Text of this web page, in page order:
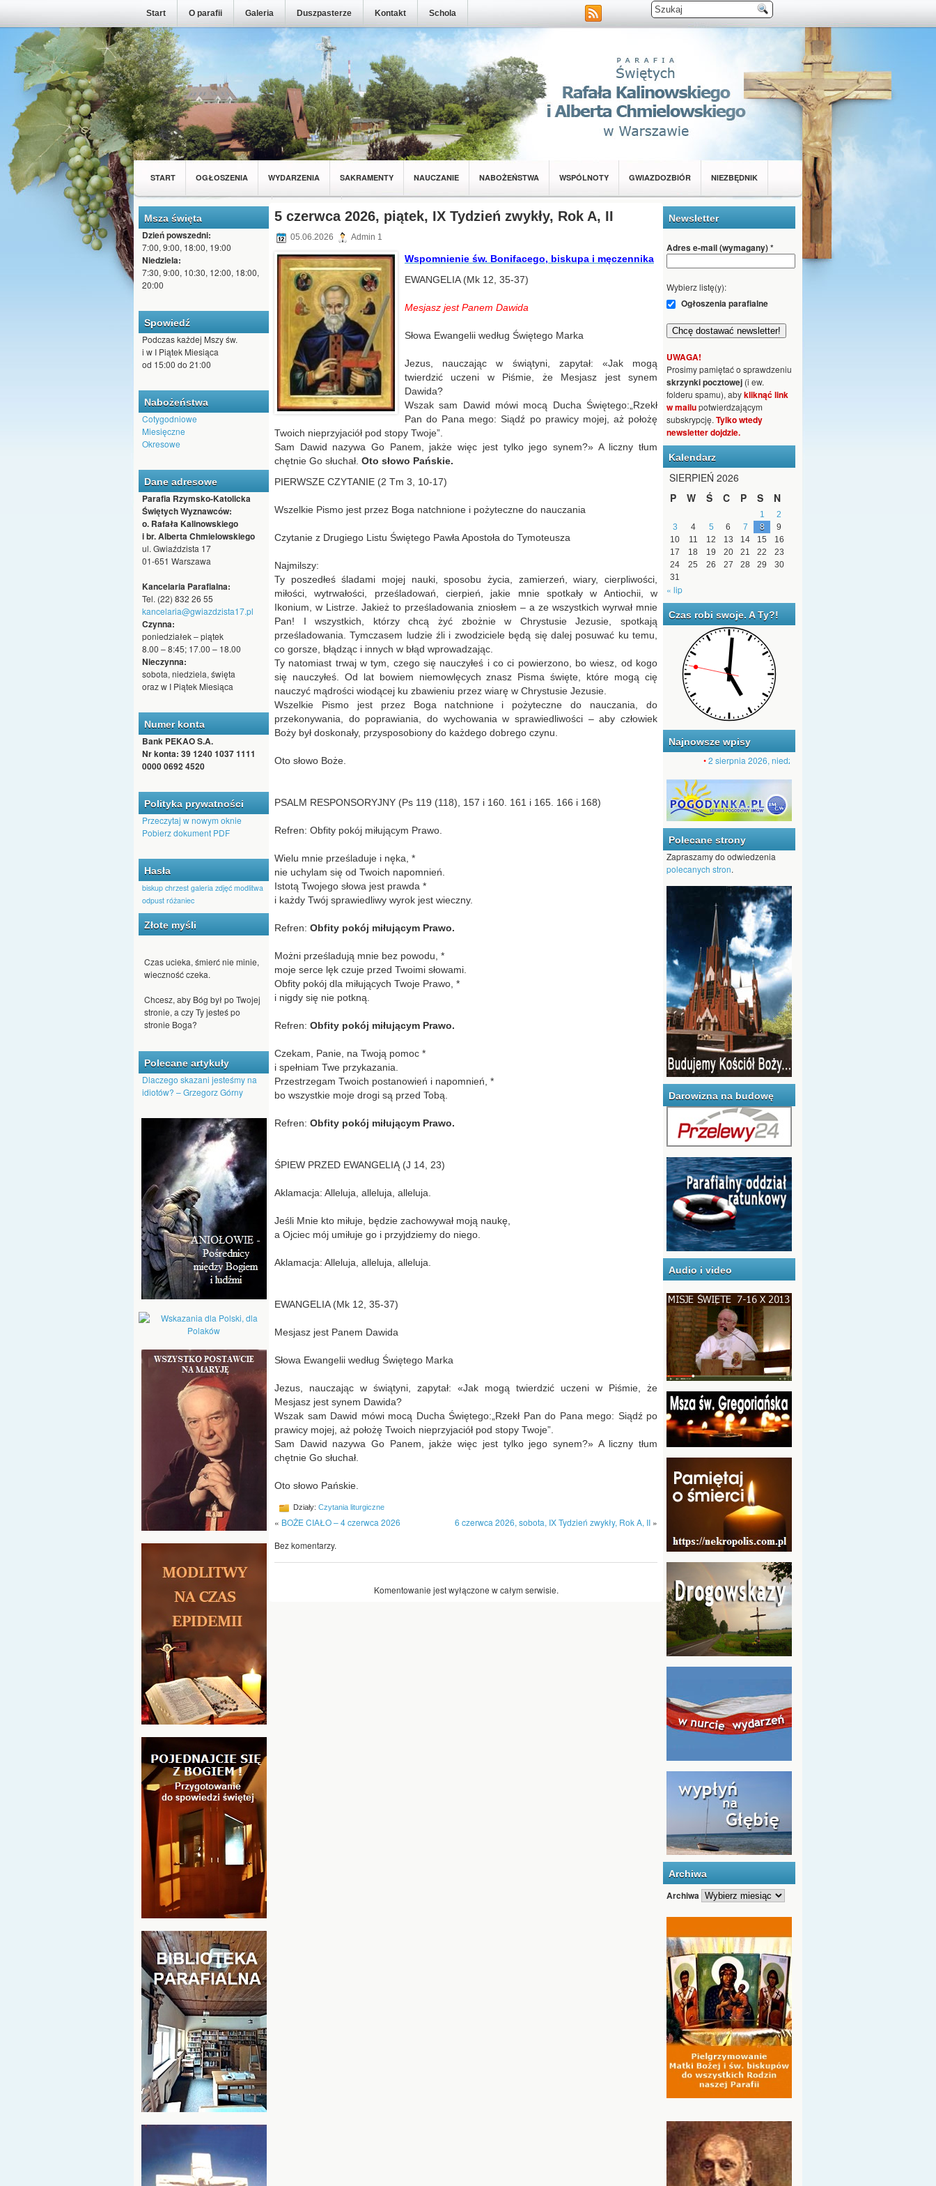
Start O parafii Galeria Duszpasterze Kontakt Schola
START OGŁOSZENIA WYDARZENIA SAKRAMENTY NAUCZANIE NABOŻEŃSTWA WSPÓLNOTY GWIAZDOZBIÓR NIEZBĘDNIK
MŁODZIEŻ Z NASZEJ PARAFII WSPÓLNOTY
Msza święta
Dzień powszedni:
7:00, 9:00, 18:00, 19:00
Niedziela:
7:30, 9:00, 10:30, 12:00, 18:00,
20:00
Spowiedź
Podczas każdej Mszy św.
i w I Piątek Miesiąca
od 15:00 do 21:00
Nabożeństwa
Cotygodniowe
Miesięczne
Okresowe
Dane adresowe
Parafia Rzymsko-Katolicka
Świętych Wyznawców:
o. Rafała Kalinowskiego
i br. Alberta Chmielowskiego
ul. Gwiaździsta 17
01-651 Warszawa
Kancelaria Parafialna:
Tel. (22) 832 26 55
kancelaria@gwiazdzista17.pl
Czynna:
poniedziałek – piątek
8.00 – 8:45; 17.00 – 18.00
Nieczynna:
sobota, niedziela, święta
oraz w I Piątek Miesiąca
Numer konta
Bank PEKAO S.A.
Nr konta: 39 1240 1037 1111
0000 0692 4520
Polityka prywatności
Przeczytaj w nowym oknie
Pobierz dokument PDF
Hasła
biskup chrzest galeria zdjęć modlitwa
odpust różaniec
Złote myśli
wieczność czeka.
stronie, a czy Ty jesteś po
stronie Boga?
Jeśli ktoś chce się dostać do
człowiekiem nienawiści.
Nawet kąkol może Bóg
przeistoczyć w pszenicę.
Dajmy Bogu szansę, by nas
przemienił, aby na nowo
pojawiło się w nas Boże
tchnienie.
Polecane artykuły
Dlaczego skazani jesteśmy na
idiotów? – Grzegorz Górny
5 czerwca 2026, piątek, IX Tydzień zwykły, Rok A, II
05.06.2026 Admin 1
Wspomnienie św. Bonifacego, biskupa i męczennika
EWANGELIA (Mk 12, 35-37)
Mesjasz jest Panem Dawida
Słowa Ewangelii według Świętego Marka
Jezus, nauczając w świątyni, zapytał: «Jak mogą
twierdzić uczeni w Piśmie, że Mesjasz jest synem
Dawida?
Wszak sam Dawid mówi mocą Ducha Świętego:„Rzekł
Pan do Pana mego: Siądź po prawicy mojej, aż położę
Twoich nieprzyjaciół pod stopy Twoje”.
Sam Dawid nazywa Go Panem, jakże więc jest tylko jego synem?» A liczny tłum
chętnie Go słuchał. Oto słowo Pańskie.
PIERWSZE CZYTANIE (2 Tm 3, 10-17)
Wszelkie Pismo jest przez Boga natchnione i pożyteczne do nauczania
Czytanie z Drugiego Listu Świętego Pawła Apostoła do Tymoteusza
Najmilszy:
Ty poszedłeś śladami mojej nauki, sposobu życia, zamierzeń, wiary, cierpliwości,
miłości, wytrwałości, prześladowań, cierpień, jakie mnie spotkały w Antiochii, w
Ikonium, w Listrze. Jakież to prześladowania zniosłem – a ze wszystkich wyrwał mnie
Pan! I wszystkich, którzy chcą żyć zbożnie w Chrystusie Jezusie, spotkają
prześladowania. Tymczasem ludzie źli i zwodziciele będą się dalej posuwać ku temu,
co gorsze, błądząc i innych w błąd wprowadzając.
Ty natomiast trwaj w tym, czego się nauczyłeś i co ci powierzono, bo wiesz, od kogo
się nauczyłeś. Od lat bowiem niemowlęcych znasz Pisma święte, które mogą cię
nauczyć mądrości wiodącej ku zbawieniu przez wiarę w Chrystusie Jezusie.
Wszelkie Pismo jest przez Boga natchnione i pożyteczne do nauczania, do
przekonywania, do poprawiania, do wychowania w sprawiedliwości – aby człowiek
Boży był doskonały, przysposobiony do każdego dobrego czynu.
Oto słowo Boże.
PSALM RESPONSORYJNY (Ps 119 (118), 157 i 160. 161 i 165. 166 i 168)
Refren: Obfity pokój miłującym Prawo.
Wielu mnie prześladuje i nęka, *
nie uchylam się od Twoich napomnień.
Istotą Twojego słowa jest prawda *
i każdy Twój sprawiedliwy wyrok jest wieczny.
Refren: Obfity pokój miłującym Prawo.
Możni prześladują mnie bez powodu, *
moje serce lęk czuje przed Twoimi słowami.
Obfity pokój dla miłujących Twoje Prawo, *
i nigdy się nie potkną.
Refren: Obfity pokój miłującym Prawo.
Czekam, Panie, na Twoją pomoc *
i spełniam Twe przykazania.
Przestrzegam Twoich postanowień i napomnień, *
bo wszystkie moje drogi są przed Tobą.
Refren: Obfity pokój miłującym Prawo.
ŚPIEW PRZED EWANGELIĄ (J 14, 23)
Aklamacja: Alleluja, alleluja, alleluja.
Jeśli Mnie kto miłuje, będzie zachowywał moją naukę,
a Ojciec mój umiłuje go i przyjdziemy do niego.
Aklamacja: Alleluja, alleluja, alleluja.
EWANGELIA (Mk 12, 35-37)
Mesjasz jest Panem Dawida
Słowa Ewangelii według Świętego Marka
Jezus, nauczając w świątyni, zapytał: «Jak mogą twierdzić uczeni w Piśmie, że
Mesjasz jest synem Dawida?
Wszak sam Dawid mówi mocą Ducha Świętego:„Rzekł Pan do Pana mego: Siądź po
prawicy mojej, aż położę Twoich nieprzyjaciół pod stopy Twoje”.
Sam Dawid nazywa Go Panem, jakże więc jest tylko jego synem?» A liczny tłum
chętnie Go słuchał.
Oto słowo Pańskie.
Działy: Czytania liturgiczne
« BOŻE CIAŁO – 4 czerwca 2026 6 czerwca 2026, sobota, IX Tydzień zwykły, Rok A, II »
Bez komentarzy.
Komentowanie jest wyłączone w całym serwisie.
Newsletter
Adres e-mail (wymagany)*
Wybierz listę(y):
Ogłoszenia parafialne
UWAGA!
Prosimy pamiętać o sprawdzeniu
skrzynki pocztowej (i ew.
folderu spamu), abykliknąć link
w mailupotwierdzającym
subskrypcję. Tylko wtedy
newsletter dojdzie.
Kalendarz
SIERPIEŃ 2026
P
W Ś C P S N
1
2
3
4 5 6 7 8
9
10
11 12 13 14 15
16
17
18 19 20 21 22
23
24
25 26 27 28 29
30
31
« lip
Czas robi swoje. A Ty?!
Najnowsze wpisy
2 sierpnia 2026, niedziela, XVIII Tydzień zwykły, Osiemnasta
Polecane strony
Zapraszamy do odwiedzenia
polecanych stron.
Darowizna na budowę
Audio i video
Archiwa
Archiwa